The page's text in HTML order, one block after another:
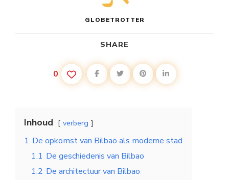
GLOBETROTTER
SHARE
0
Inhoud verberg
1 De opkomst van Bilbao als moderne stad
1.1 De geschiedenis van Bilbao
1.2 De architectuur van Bilbao